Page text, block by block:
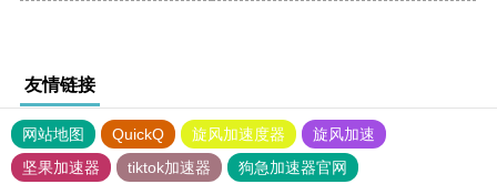
友情链接
网站地图 QuickQ 旋风加速度器
旋风加速
坚果加速器
tiktok加速器
狗急加速器官网